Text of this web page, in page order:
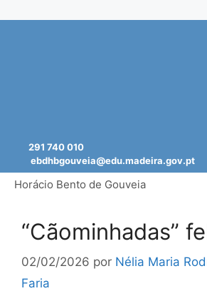
291 740 010
ebdhbgouveia@edu.madeira.gov.pt
Horácio Bento de Gouveia
“Cãominhadas”
02/02/2026 por Nélia Maria
Faria